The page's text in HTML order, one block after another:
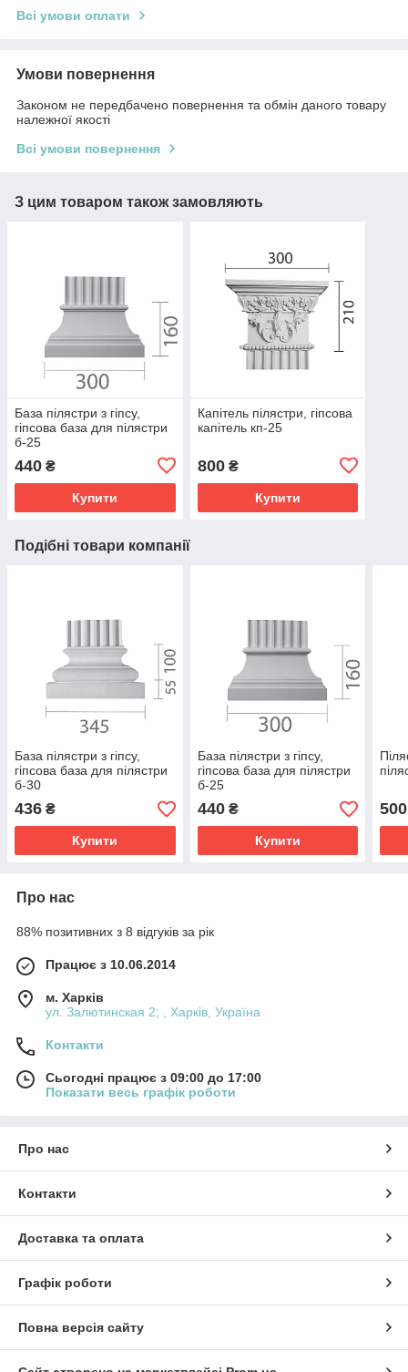
Всі умови оплати
Умови повернення
Законом не передбачено повернення та обмін даного товару
належної якості
Всі умови повернення
З цим товаром також замовляють
База пілястри з гіпсу,
гіпсова база для пілястри
б-25
440 ₴
Купити
Капітель пілястри, гіпсова
капітель кп-25
800₴
Купити
Подібні товари компанії
База пілястри з гіпсу,
гіпсова база для пілястри
б-30
436 ₴
Купити
База пілястри з гіпсу,
гіпсова база для пілястри
б-25
440₴
Купити
500
Про нас
88% позитивних з 8 відгуків за рік
Працює з 10.06.2014
м. Харків
ул. Залютинская 2; , Харків, Україна
Контакти
Сьогодні працює з 09:00 до 17:00
Показати весь графік роботи
Про нас
Контакти
Доставка та оплата
Графік роботи
Повна версія сайту